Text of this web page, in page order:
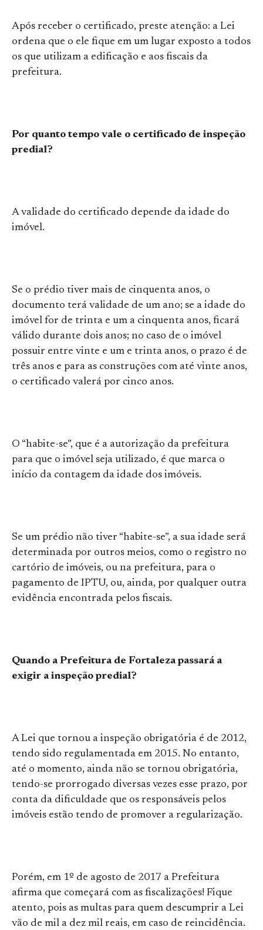
Após receber o certificado, preste atenção: a Lei
ordena que o ele fique em um lugar exposto a todos
os que utilizam a edificação e aos fiscais da
prefeitura.
Por quanto tempo vale o certificado de inspeção
predial?
A validade do certificado depende da idade do
imóvel.
Se o prédio tiver mais de cinquenta anos, o
documento terá validade de um ano; se a idade do
imóvel for de trinta e um a cinquenta anos, ficará
válido durante dois anos; no caso de o imóvel
possuir entre vinte e um e trinta anos, o prazo é de
três anos e para as construções com até vinte anos,
o certificado valerá por cinco anos.
O “habite-se”, que é a autorização da prefeitura
para que o imóvel seja utilizado, é que marca o
início da contagem da idade dos imóveis.
Se um prédio não tiver “habite-se”, a sua idade será
determinada por outros meios, como o registro no
cartório de imóveis, ou na prefeitura, para o
pagamento de IPTU, ou, ainda, por qualquer outra
evidência encontrada pelos fiscais.
Quando a Prefeitura de Fortaleza passará a
exigir a inspeção predial?
A Lei que tornou a inspeção obrigatória é de 2012,
tendo sido regulamentada em 2015. No entanto,
até o momento, ainda não se tornou obrigatória,
tendo-se prorrogado diversas vezes esse prazo, por
conta da dificuldade que os responsáveis pelos
imóveis estão tendo de promover a regularização.
Porém, em 1º de agosto de 2017 a Prefeitura
afirma que começará com as fiscalizações! Fique
atento, pois as multas para quem descumprir a Lei
vão de mil a dez mil reais, em caso de reincidência.